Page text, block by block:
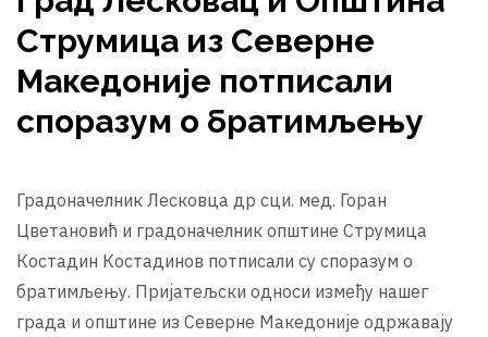
Струмица из Северне
Македоније потписали
споразум о братимљењу
Градоначелник Лесковца др сци. мед. Горан
Цветановић и градоначелник општине Струмица
Костадин Костадинов потписали су споразум о
братимљењу. Пријатељски односи између нашег
града и општине из Северне Македоније одржавају